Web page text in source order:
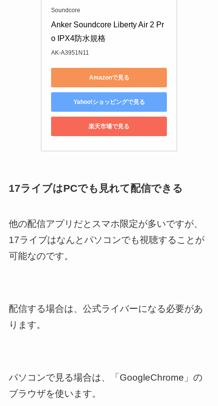
Soundcore
Anker Soundcore Liberty Air 2 Pr
o IPX4防水規格
AK-A3951N11
Amazonで見る
Yahoo!ショッピングで見る
楽天市場で見る
17ライブはPCでも見れて配信できる
他の配信アプリだとスマホ限定が多いですが、
17ライブはなんとパソコンでも視聴することが
可能なのです。
配信する場合は、公式ライバーになる必要があ
ります。
パソコンで見る場合は、「GoogleChrome」の
ブラウザを使います。